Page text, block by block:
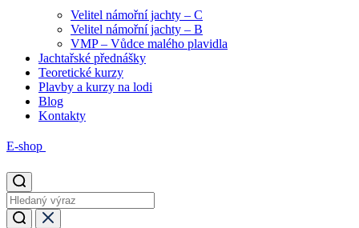
Velitel námořní jachty – C
Velitel námořní jachty – B
VMP – Vůdce malého plavidla
Jachtařské přednášky
Teoretické kurzy
Plavby a kurzy na lodi
Blog
Kontakty
E-shop